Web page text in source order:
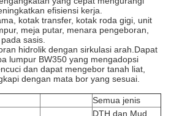
efisiensi kerja.
kotak transfer, kotak roda gigi, unit
meja putar, menara pengeboran,
sasis.
hidrolik dengan sirkulasi arah.Dapat
lumpur BW350 yang mengadopsi
dan dapat mengebor tanah liat,
dengan mata bor yang sesuai.
Semua jenis
DTH dan Mud